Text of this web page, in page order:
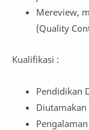
Mereview,
(Quality
Kualifikasi :
Pendidikan